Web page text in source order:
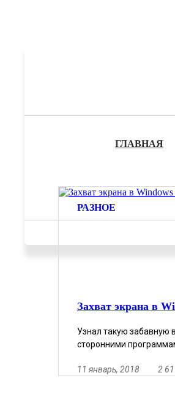
ГЛАВНАЯ
РАЗНОЕ
Захват экрана в
Узнал такую забавную
сторонними
11 январь, 2018 2